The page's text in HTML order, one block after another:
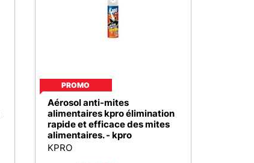
PROMO
Aérosol anti-mites
alimentaires kpro élimination
rapide et efficace des mites
alimentaires. - kpro
KPRO